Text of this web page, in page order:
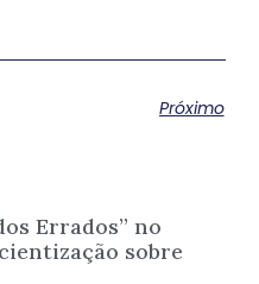
Próximo
Errados” no
sobre